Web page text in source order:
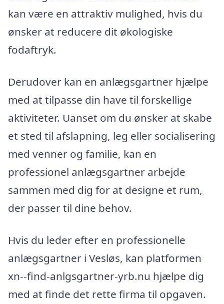
kan være en attraktiv mulighed, hvis du
ønsker at reducere dit økologiske
fodaftryk.
Derudover kan en anlægsgartner hjælpe
med at tilpasse din have til forskellige
aktiviteter. Uanset om du ønsker at skabe
et sted til afslapning, leg eller socialisering
med venner og familie, kan en
professionel anlægsgartner arbejde
sammen med dig for at designe et rum,
der passer til dine behov.
Hvis du leder efter en professionelle
anlægsgartner i Vesløs, kan platformen
xn--find-anlgsgartner-yrb.nu hjælpe dig
med at finde det rette firma til opgaven.